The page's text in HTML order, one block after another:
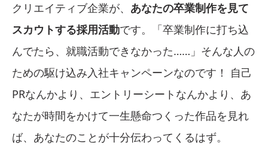
クリエイティブ企業が、 あなたの卒業制作を見て
スカウトする採用活動です。「卒業制作に打ち込
んでたら、就職活動できなかった……」そんな人の
ための駆け込み入社キャンペーンなのです！ 自己
PRなんかより、エントリーシートなんかより、あ
なたが時間をかけて一生懸命つくった作品を見れ
ば、あなたのことが十分伝わってくるはず。